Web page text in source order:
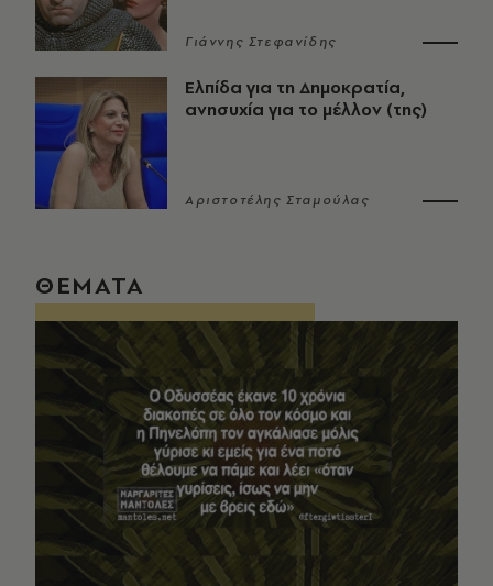
Γιάννης Στεφανίδης
Ελπίδα για τη Δημοκρατία,
ανησυχία για το μέλλον (της)
Αριστοτέλης Σταμούλας
ΘΕΜΑΤΑ